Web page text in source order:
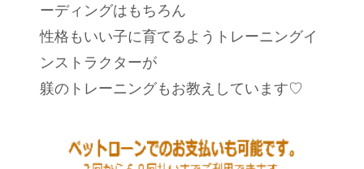
ーディングはもちろん
性格もいい子に育てるようトレーニングイ
ンストラクターが
躾のトレーニングもお教えしています♡